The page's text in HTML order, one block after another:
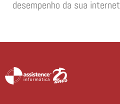
desempenho da sua